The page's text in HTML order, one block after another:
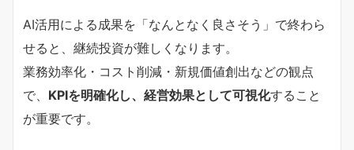
AI活用による成果を「なんとなく良さそう」で終わら
せると、継続投資が難しくなります。
業務効率化・コスト削減・新規価値創出などの観点
で、 KPIを明確化し、経営効果として可視化すること
が重要です。